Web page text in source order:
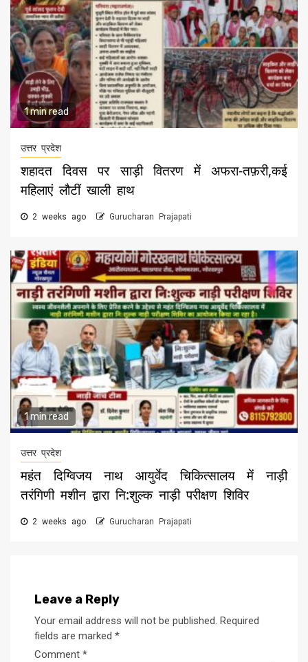
1 min read
उत्तर प्रदेश
शहादत दिवस पर साड़ी वितरण में अफरा-तफ़री,कई
महिलाएं लौटीं खाली हाथ
2 weeks ago Gurucharan Prajapati
1 min read
उत्तर प्रदेश
महंत दिग्विजय नाथ आयुर्वेद चिकित्सालय में नाड़ी
तरंगिणी मशीन द्वारा नि:शुल्क नाड़ी परीक्षण शिविर
2 weeks ago Gurucharan Prajapati
Leave a Reply
Your email address will not be published. Required
fields are marked *
Comment *